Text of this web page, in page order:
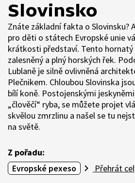
Slovinsko
Znáte základní fakta o Slovinsku?
pro děti o státech Evropské unie
krátkosti představí. Tento
zalesněný a plný horských řek.
Lublaně je silně ovlivněná
Plečnikem. Chloubou Slovinska
bílí koně. Postojenskými
„člověčí“ ryba, se můžete projet
skvělou zmrzlinu a našel se tu
na světě.
Z pořadu:
Evropské pexeso
Přehrát